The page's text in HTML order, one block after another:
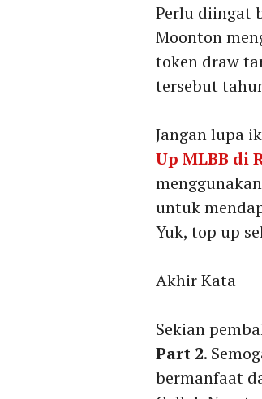
Perlu diingat
Moonton
token draw
tersebut
Jangan lupa
Up MLBB di
untuk
Yuk, top up
Akhir Kata
Sekian
Part 2.
bermanfaat